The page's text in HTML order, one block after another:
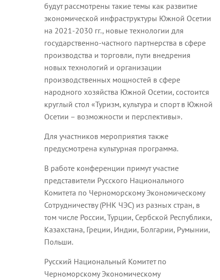
будут рассмотрены такие темы как развитие
экономической инфраструктуры Южной Осетии
на 2021-2030 гг., новые технологии для
государственно-частного партнерства в сфере
производства и торговли, пути внедрения
новых технологий и организации
производственных мощностей в сфере
народного хозяйства Южной Осетии, состоится
круглый стол «Туризм, культура и спорт в Южной
Осетии – возможности и перспективы».
Для участников мероприятия также
предусмотрена культурная программа.
В работе конференции примут участие
представители Русского Национального
Комитета по Черноморскому Экономическому
Сотрудничеству (РНК ЧЭС) из разных стран, в
том числе России, Турции, Сербской Республики,
Казахстана, Греции, Индии, Болгарии, Румынии,
Польши.
Русский Национальный Комитет по
Черноморскому Экономическому